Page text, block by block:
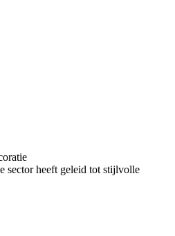
sector heeft geleid tot stijlvolle